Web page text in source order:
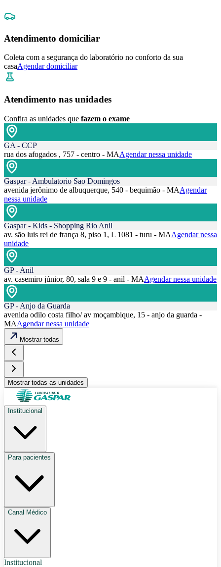
Atendimento domiciliar
Coleta com a segurança do laboratório no conforto da sua
casaAgendar domiciliar
Atendimento nas unidades
Confira as unidades que fazem o exame
GA - CCP
rua dos afogados , 757 - centro - MAAgendar nessa unidade
Gaspar - Ambulatorio Sao Domingos
avenida jerônimo de albuquerque, 540 - bequimão - MAAgendar
nessa unidade
Gaspar - Kids - Shopping Rio Anil
av. são luis rei de frança 8, piso 1, L 1081 - turu - MAAgendar nessa
unidade
GP - Anil
av. casemiro júnior, 80, sala 9 e 9 - anil - MAAgendar nessa unidade
GP - Anjo da Guarda
avenida odilo costa filho/ av moçambique, 15 - anjo da guarda -
MAAgendar nessa unidade
Mostrar todas
Mostrar todas as unidades
Institucional
Para pacientes
Canal Médico
Institucional